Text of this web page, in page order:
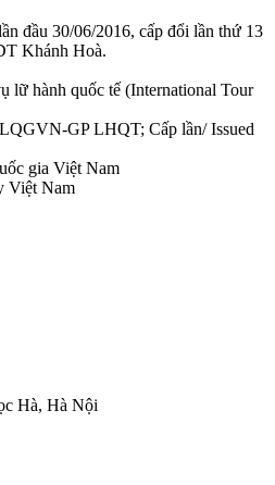
đầu 30/06/2016, cấp đổi lần thứ 13
Khánh Hoà.
lữ hành quốc tế (International Tour
GP LHQT; Cấp lần/ Issued
gia Việt Nam
Việt Nam
Hà, Hà Nội